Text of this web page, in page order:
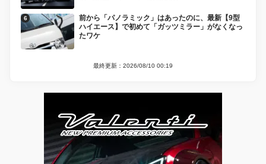
前から「パノラミック」はあったのに、最新【9型
ハイエース】で初めて「ガッツミラー」がなくなっ
たワケ
最終更新：2026/08/10 00:19